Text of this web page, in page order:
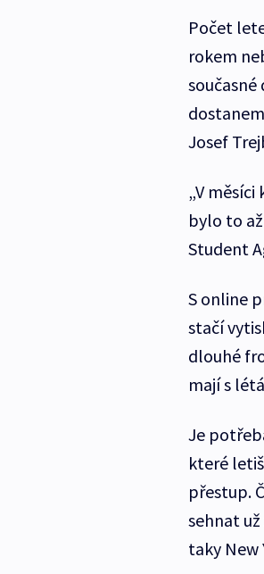
Počet
rokem
Josef
„V
bylo to
Student
S online
stačí
dlouhé
mají s
Je
které
přestup.
sehnat
taky New